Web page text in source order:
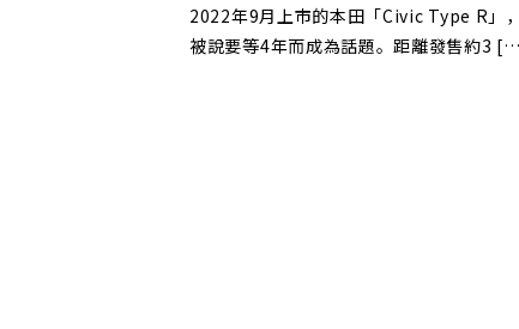
2022年9月上市的本田「Civic Type R」
被說要等4年而成為話題。距離發售約3